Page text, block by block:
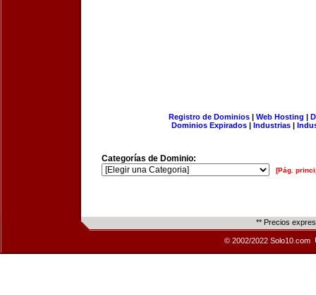
Registro de Dominios| Web Hosting |
Dominios Expirados | Industrias |
Categorías de Dominio:
[Pág.
** Precios
© 2002/2022 Solo10.com